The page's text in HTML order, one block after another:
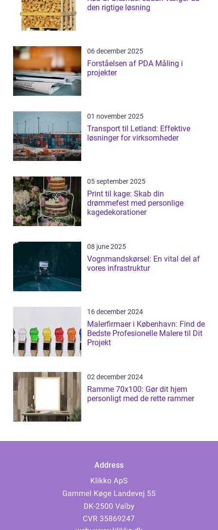
den rigtige løsning
06 december 2025
Forståelsen af PDA Måling i
projekter
01 november 2025
Transport til Letland: Effektive
løsninger for virksomheder
05 september 2025
Print til kage: Skab din
drømmefest med personlige
kagedekorationer
08 june 2025
Vognmandskørsel: En vital del af
vores infrastruktur
16 december 2024
Malerfirmaer i København: Find de
Bedste Profesionelle Malere til Dit
Projekt
02 december 2024
Ramme 70x100: Gør dit hjem
personligt med de rette rammer
Address